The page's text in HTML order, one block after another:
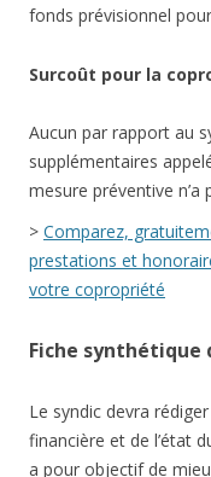
fonds prévisionnel
Surcoût pour la
Aucun par rapport au
supplémentaires
mesure préventive n’a
> Comparez,
prestations et
votre copropriété
Fiche synthétique
Le syndic devra
financière et de l’état
a pour objectif de